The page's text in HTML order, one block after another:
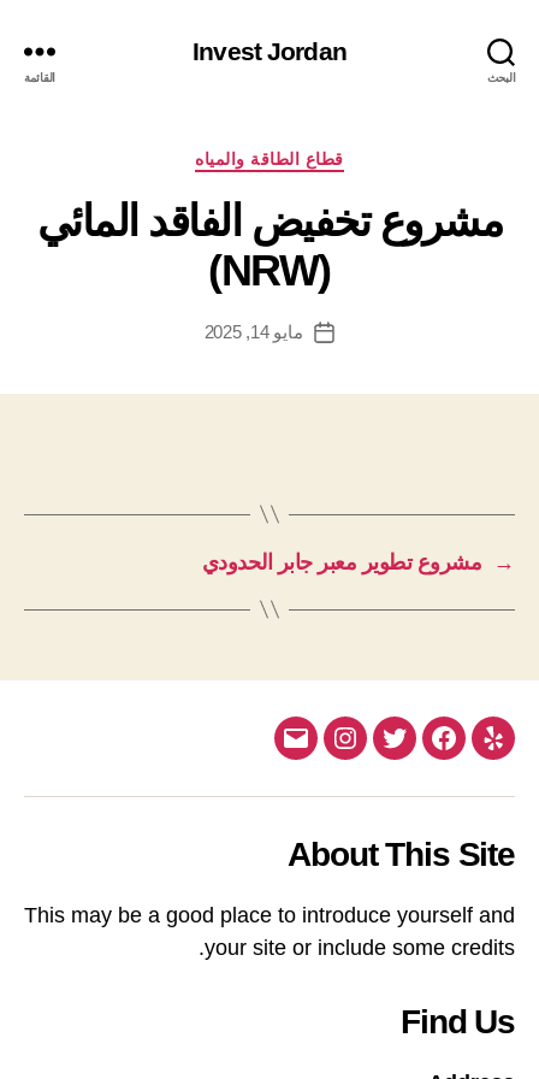
البحث
Invest Jordan
القائمة
التصنيفات
قطاع الطاقة والمياه
مشروع تخفيض الفاقد المائي
(NRW)
تاريخمايو 14, 2025
→ مشروع تطوير معبر جابر الحدودي
Yelp
Facebook
Twitter
Instagram
Email
About This Site
This may be a good place to introduce yourself and
your site or include some credits.
Find Us